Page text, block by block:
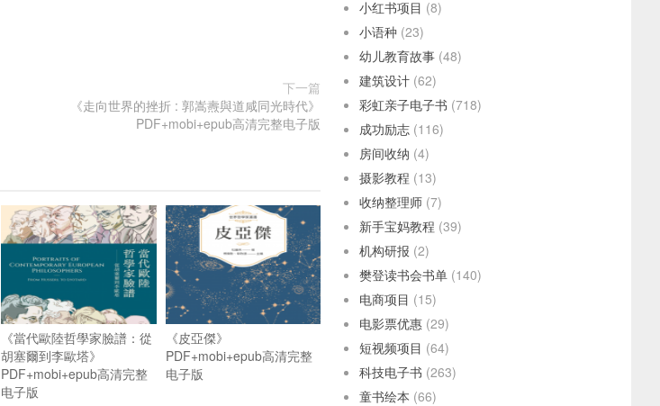
下一篇
《走向世界的挫折 : 郭嵩燾與道咸同光時代》
PDF+mobi+epub高清完整电子版
《當代歐陸哲學家臉譜：從
胡塞爾到李歐塔》
PDF+mobi+epub高清完整
电子版
《皮亞傑》
PDF+mobi+epub高清完整
电子版
小红书项目 (8)
小语种 (23)
幼儿教育故事 (48)
建筑设计 (62)
彩虹亲子电子书 (718)
成功励志 (116)
房间收纳 (4)
摄影教程 (13)
收纳整理师 (7)
新手宝妈教程 (39)
机构研报 (2)
樊登读书会书单 (140)
电商项目 (15)
电影票优惠 (29)
短视频项目 (64)
科技电子书 (263)
童书绘本 (66)